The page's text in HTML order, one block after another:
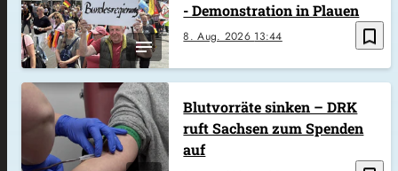
bookmark_border
8. Aug. 2026 13:44
- Demonstration in Plauen
Blutvorräte sinken – DRK
ruft Sachsen zum Spenden
auf